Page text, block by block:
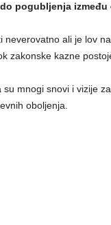
pogubljenja između
neverovatno ali je lov
zakonske kazne
mnogi snovi i vizije
oboljenja.